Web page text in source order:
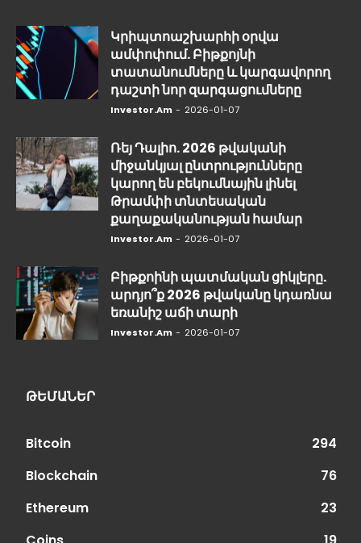
Կրիպտոաշխարհի օրվա
ամփոփում. Բիթքոյնի
տատանումները և կարգավորող
դաշտի նոր զարգացումները
Investor.am - 2026-01-07
Ռեյ Դալիո. 2026 թվականի
միջանկյալ ընտրությունները
կարող են բեկումնային լինել
Թրամփի տնտեսական
քաղաքականության համար
Investor.am - 2026-01-07
Բիթքոինի պատմական ցիկլերը.
արդյո՞ք 2026 թվականը կդառնա
եռանիշ աճի տարի
Investor.am - 2026-01-07
ԹԵՄԱՆԵՐ
Bitcoin
294
Blockchain
76
Ethereum
23